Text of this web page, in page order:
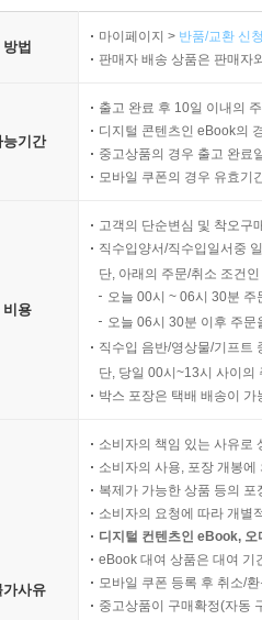
법
마이페이지 > 반품/교환 신
판매자 배송 상품은 판매자
능기간
출고 완료 후 10일 이내의
디지털 콘텐츠인 eBook의
중고상품의 경우 출고 완료
모바일 쿠폰의 경우 유효기
비용
고객의 단순변심 및 착오구
직수입양서/직수입일서중
단, 아래의 주문/취소 조건
오늘 00시 ~ 06시 30분
오늘 06시 30분 이후 주
직수입 음반/영상물/기프트
단, 당일 00시~13시 사이의
박스 포장은 택배 배송이
가사유
소비자의 책임 있는 사유로
소비자의 사용, 포장 개봉
복제가 가능한 상품 등의
소비자의 요청에 따라 개별
디지털 컨텐츠인 eBook,
eBook 대여 상품은 대여 기
모바일 쿠폰 등록 후 취소/
중고상품이 구매확정(자동